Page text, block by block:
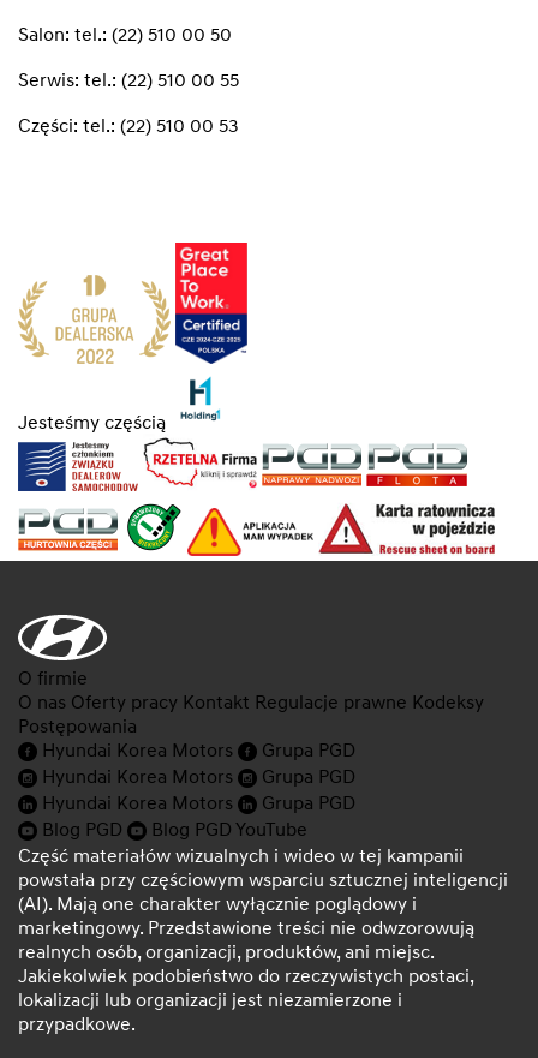
Salon: tel.: (22) 510 00 50
Serwis: tel.: (22) 510 00 55
Części: tel.: (22) 510 00 53
Jesteśmy częścią
O firmie
O nas Oferty pracy Kontakt Regulacje prawne Kodeksy
Postępowania
Hyundai Korea Motors
Grupa PGD
Hyundai Korea Motors
Grupa PGD
Hyundai Korea Motors
Grupa PGD
Blog PGD
Blog PGD YouTube
Część materiałów wizualnych i wideo w tej kampanii
powstała przy częściowym wsparciu sztucznej inteligencji
(AI). Mają one charakter wyłącznie poglądowy i
marketingowy. Przedstawione treści nie odwzorowują
realnych osób, organizacji, produktów, ani miejsc.
Jakiekolwiek podobieństwo do rzeczywistych postaci,
lokalizacji lub organizacji jest niezamierzone i
przypadkowe.